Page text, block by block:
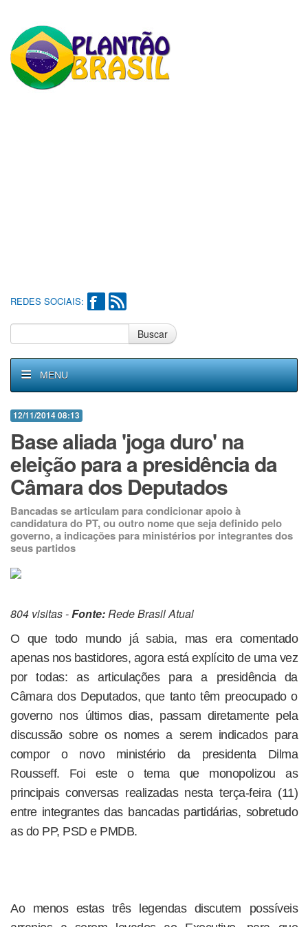
REDES SOCIAIS:
Buscar
MENU
12/11/2014 08:13
Base aliada 'joga duro' na
eleição para a presidência da
Câmara dos Deputados
Bancadas se articulam para condicionar apoio à
candidatura do PT, ou outro nome que seja definido pelo
governo, a indicações para ministérios por integrantes dos
seus partidos
804 visitas -Fonte:Rede Brasil Atual
O que todo mundo já sabia, mas era comentado
apenas nos bastidores, agora está explícito de uma vez
por todas: as articulações para a presidência da
Câmara dos Deputados, que tanto têm preocupado o
governo nos últimos dias, passam diretamente pela
discussão sobre os nomes a serem indicados para
compor o novo ministério da presidenta Dilma
Rousseff. Foi este o tema que monopolizou as
principais conversas realizadas nesta terça-feira (11)
entre integrantes das bancadas partidárias, sobretudo
as do PP, PSD e PMDB.
Ao menos estas três legendas discutem possíveis